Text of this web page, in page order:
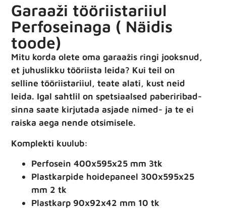
Garaaži tööriistariiul
Perfoseinaga ( Näidis
toode)
Mitu korda olete oma garaažis ringi jooksnud,
et juhuslikku tööriista leida? Kui teil on
selline tööriistariiul, teate alati, kust neid
leida. Igal sahtlil on spetsiaalsed paberiribad-
sinna saate kirjutada asjade nimed- ja te ei
raiska aega nende otsimisele.
Komplekti kuulub:
Perfosein 400x595x25 mm 3tk
Plastkarpide hoidepaneel 300x595x25
mm 2 tk
Plastkarp 90x92x42 mm 10 tk